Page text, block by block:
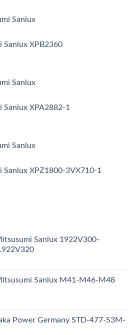
Sanlux XPB2360
Sanlux XPA2882-1
Sanlux XPZ1800-3VX710-1
Sanlux 1922V300-
Sanlux M41-M46-M48
Power Germany STD-477-S3M-